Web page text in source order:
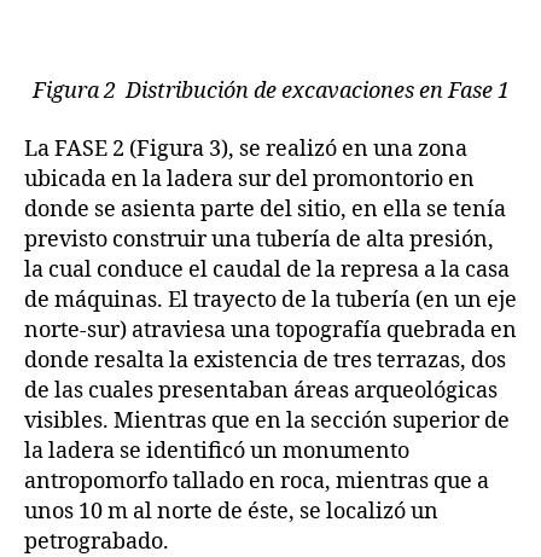
Figura 2 Distribución de excavaciones en Fase 1
La FASE 2 (Figura 3), se realizó en una zona
ubicada en la ladera sur del promontorio en
donde se asienta parte del sitio, en ella se tenía
previsto construir una tubería de alta presión,
la cual conduce el caudal de la represa a la casa
de máquinas. El trayecto de la tubería (en un eje
norte-sur) atraviesa una topografía quebrada en
donde resalta la existencia de tres terrazas, dos
de las cuales presentaban áreas arqueológicas
visibles. Mientras que en la sección superior de
la ladera se identificó un monumento
antropomorfo tallado en roca, mientras que a
unos 10 m al norte de éste, se localizó un
petrograbado.